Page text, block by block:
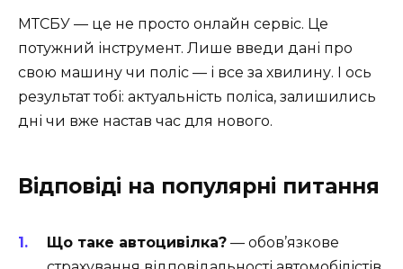
МТСБУ — це не просто онлайн сервіс. Це
потужний інструмент. Лише введи дані про
свою машину чи поліс — і все за хвилину. І ось
результат тобі: актуальність поліса, залишились
дні чи вже настав час для нового.
Відповіді на популярні питання
Що таке автоцивілка? — обов’язкове